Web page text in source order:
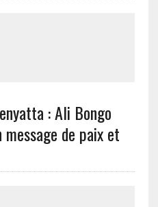
: Ali Bongo
message de paix et